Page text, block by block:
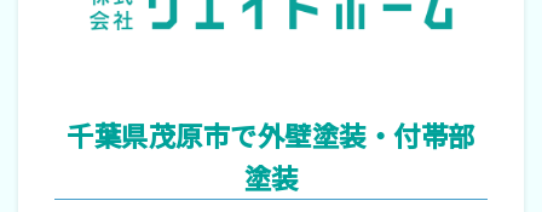
千葉県茂原市で外壁塗装・付帯部
塗装